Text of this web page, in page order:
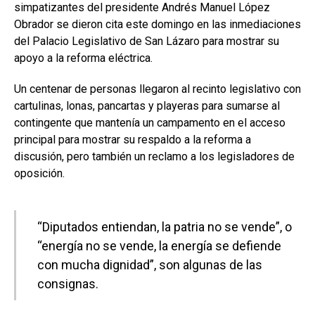
simpatizantes del presidente Andrés Manuel López
Obrador se dieron cita este domingo en las inmediaciones
del Palacio Legislativo de San Lázaro para mostrar su
apoyo a la reforma eléctrica.
Un centenar de personas llegaron al recinto legislativo con
cartulinas, lonas, pancartas y playeras para sumarse al
contingente que mantenía un campamento en el acceso
principal para mostrar su respaldo a la reforma a
discusión, pero también un reclamo a los legisladores de
oposición.
“Diputados entiendan, la patria no se vende”, o
“energía no se vende, la energía se defiende
con mucha dignidad”, son algunas de las
consignas.